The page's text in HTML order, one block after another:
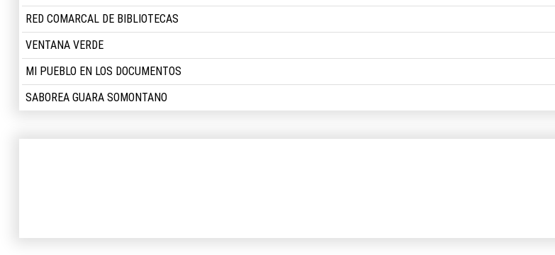
RED COMARCAL DE BIBLIOTECAS
VENTANA VERDE
MI PUEBLO EN LOS DOCUMENTOS
SABOREA GUARA SOMONTANO